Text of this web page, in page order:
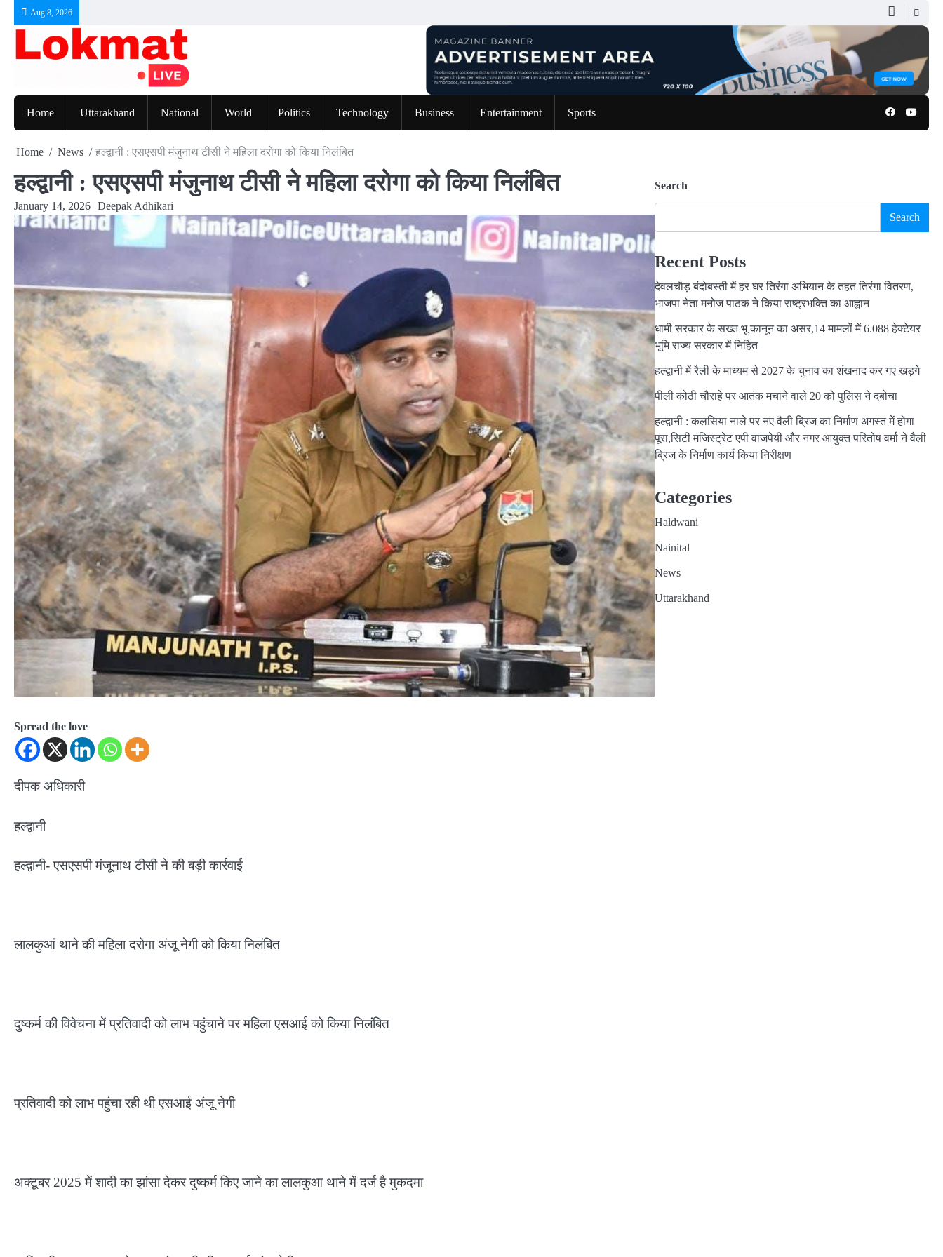
Aug 8, 2026
Home Uttarakhand National World Politics Technology Business Entertainment Sports Facebook
Home News हल्द्वानी : एसएसपी मंजुनाथ टीसी ने महिला दरोगा को किया निलंबित
हल्द्वानी : एसएसपी मंजुनाथ टीसी ने महिला दरोगा को किया निलंबित
January 14, 2026 Deepak Adhikari
Spread the love
दीपक अधिकारी
हल्द्वानी
हल्द्वानी- एसएसपी मंजूनाथ टीसी ने की बड़ी कार्रवाई
लालकुआं थाने की महिला दरोगा अंजू नेगी को किया निलंबित
दुष्कर्म की विवेचना में प्रतिवादी को लाभ पहुंचाने पर महिला एसआई को किया निलंबित
प्रतिवादी को लाभ पहुंचा रही थी एसआई अंजू नेगी
अक्टूबर 2025 में शादी का झांसा देकर दुष्कर्म किए जाने का लालकुआ थाने में दर्ज है मुकदमा
Search
Search
Recent Posts
देवलचौड़ बंदोबस्ती में हर घर तिरंगा अभियान के तहत तिरंगा वितरण,
भाजपा नेता मनोज पाठक ने किया राष्ट्रभक्ति का आह्वान
धामी सरकार के सख्त भू कानून का असर,14 मामलों में 6.088 हेक्टेयर
भूमि राज्य सरकार में निहित
हल्द्वानी में रैली के माध्यम से 2027 के चुनाव का शंखनाद कर गए खड़गे
पीली कोठी चौराहे पर आतंक मचाने वाले 20 को पुलिस ने दबोचा
हल्द्वानी : कलसिया नाले पर नए वैली ब्रिज का निर्माण अगस्त में होगा
पूरा,सिटी मजिस्ट्रेट एपी वाजपेयी और नगर आयुक्त परितोष वर्मा ने वैली
ब्रिज के निर्माण कार्य किया निरीक्षण
Categories
Haldwani
Nainital
News
Uttarakhand